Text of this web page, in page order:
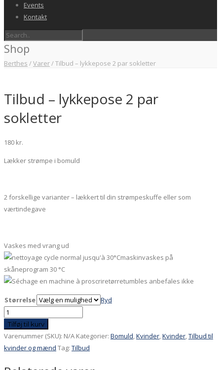
Events
Kontakt
Shop
Berthes /Varer/Tilbud – lykkepose 2 par sokletter
Tilbud – lykkepose 2 par
sokletter
180 kr.
Lækker strømpe i bomuld
2 forskellige varianter – lækkert til din strømpeskuffe eller som
værtindegave
Vaskes med vrang ud
maskinvaskes på
skåneprogram 30 °C
tørretumbles anbefales ikke
Størrelse
Ryd
Tilbud
lykkepose
2
Tilføj til kurv
Varenummer (SKU): N/A Kategorier: Bomuld Kvinder Kvinder Tilbud til
kvinder og mænd Tag: Tilbud